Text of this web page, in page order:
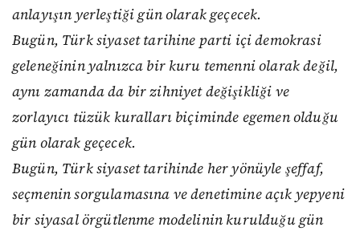
anlayışın yerleştiği gün olarak geçecek.
Bugün, Türk siyaset tarihine parti içi demokrasi
geleneğinin yalnızca bir kuru temenni olarak değil,
aynı zamanda da bir zihniyet değişikliği ve
zorlayıcı tüzük kuralları biçiminde egemen olduğu
gün olarak geçecek.
Bugün, Türk siyaset tarihinde her yönüyle şeffaf,
seçmenin sorgulamasına ve denetimine açık yepyeni
bir siyasal örgütlenme modelinin kurulduğu gün